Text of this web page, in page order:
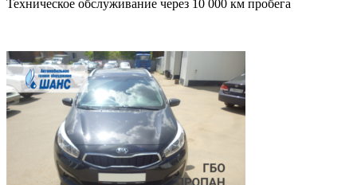
Техническое обслуживание через 10 000 км пробега